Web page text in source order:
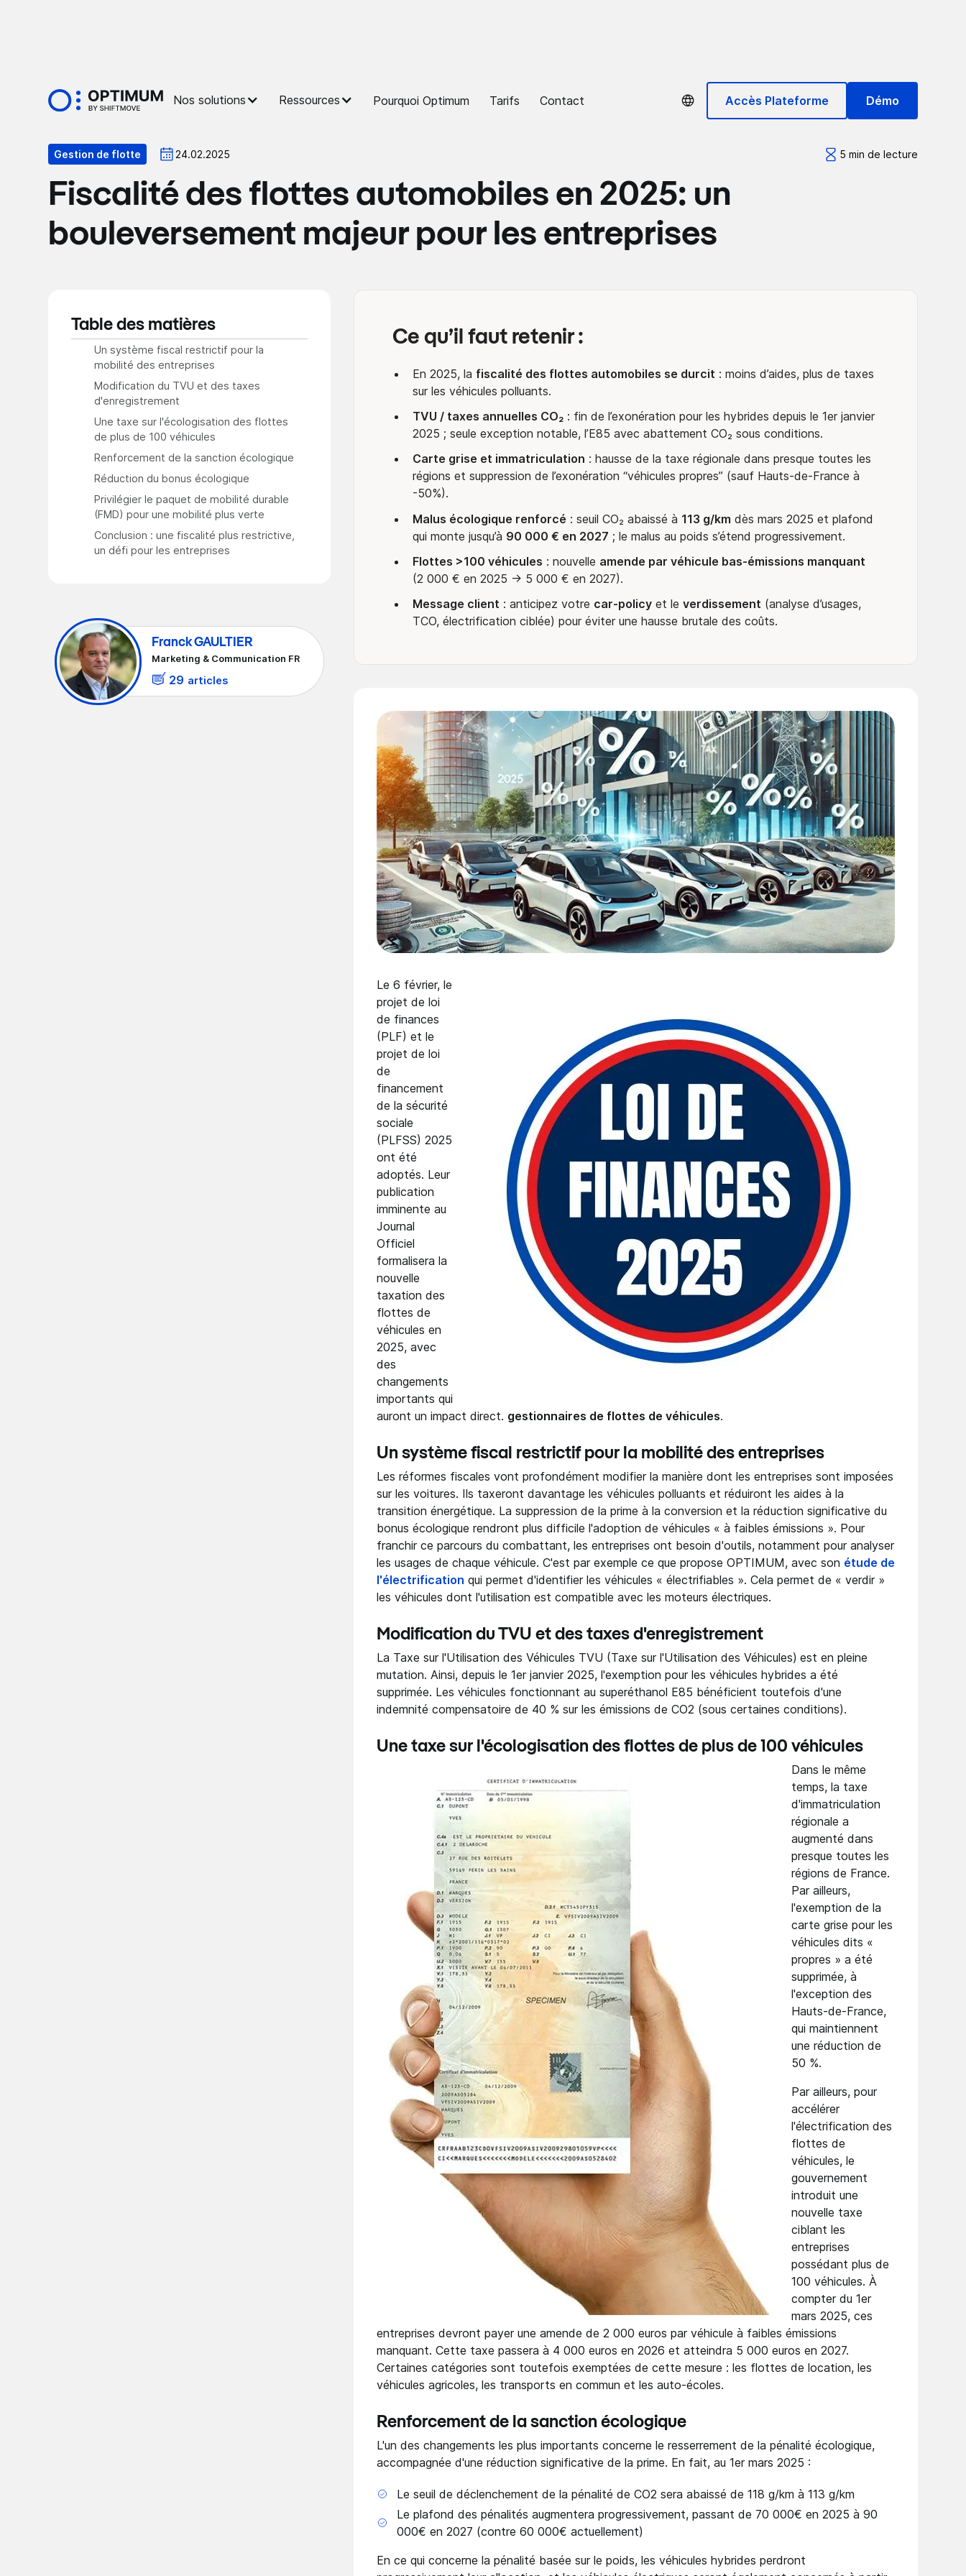
Nos solutions Ressources Pourquoi Optimum Tarifs Contact Accès Plateforme Démo
Optiblog
Gestion de flotte 24.02.2025 5 min de lecture
Fiscalité des flottes automobiles en 2025: un
bouleversement majeur pour les entreprises
Table des matières
Un système fiscal restrictif pour la
mobilité des entreprises
Modification du TVU et des taxes
d'enregistrement
Une taxe sur l'écologisation des flottes
de plus de 100 véhicules
Renforcement de la sanction écologique
Réduction du bonus écologique
Privilégier le paquet de mobilité durable
(FMD) pour une mobilité plus verte
Conclusion : une fiscalité plus restrictive,
un défi pour les entreprises
Franck GAULTIER
Marketing & Communication FR
29 articles
Ce qu’il faut retenir :
En 2025, la fiscalité des flottes automobiles se durcit : moins d’aides, plus de taxes
sur les véhicules polluants.
TVU / taxes annuelles CO₂: fin de l’exonération pour les hybrides depuis le 1er janvier
2025 ; seule exception notable, l’E85 avec abattement CO₂ sous conditions.
Carte grise et immatriculation : hausse de la taxe régionale dans presque toutes les
régions et suppression de l’exonération “véhicules propres” (sauf Hauts-de-France à
-50%).
Malus écologique renforcé : seuil CO₂ abaissé à 113 g/km dès mars 2025 et plafond
qui monte jusqu’à 90 000 € en 2027 ; le malus au poids s’étend progressivement.
Flottes >100 véhicules : nouvelle amende par véhicule bas-émissions manquant
(2 000 € en 2025 → 5 000 € en 2027).
Message client : anticipez votre car-policyet le verdissement (analyse d’usages,
TCO, électrification ciblée) pour éviter une hausse brutale des coûts.
Le 6 février, le
projet de loi
de finances
(PLF) et le
projet de loi
de
financement
de la sécurité
sociale
(PLFSS) 2025
ont été
adoptés. Leur
publication
imminente au
Journal
Officiel
formalisera la
nouvelle
taxation des
flottes de
véhicules en
2025, avec
des
changements
importants qui
auront un impact direct. gestionnaires de flottes de véhicules.
Un système fiscal restrictif pour la mobilité des entreprises
Les réformes fiscales vont profondément modifier la manière dont les entreprises sont imposées
sur les voitures. Ils taxeront davantage les véhicules polluants et réduiront les aides à la
transition énergétique. La suppression de la prime à la conversion et la réduction significative du
bonus écologique rendront plus difficile l'adoption de véhicules « à faibles émissions ». Pour
franchir ce parcours du combattant, les entreprises ont besoin d'outils, notamment pour analyser
les usages de chaque véhicule. C'est par exemple ce que propose OPTIMUM, avec son étude de
l'électrification qui permet d'identifier les véhicules « électrifiables ». Cela permet de « verdir »
les véhicules dont l'utilisation est compatible avec les moteurs électriques.
Modification du TVU et des taxes d'enregistrement
La Taxe sur l'Utilisation des Véhicules TVU (Taxe sur l'Utilisation des Véhicules) est en pleine
mutation. Ainsi, depuis le 1er janvier 2025, l'exemption pour les véhicules hybrides a été
supprimée. Les véhicules fonctionnant au superéthanol E85 bénéficient toutefois d'une
indemnité compensatoire de 40 % sur les émissions de CO2 (sous certaines conditions).
Une taxe sur l'écologisation des flottes de plus de 100 véhicules
Dans le même
temps, la taxe
d'immatriculation
régionale a
augmenté dans
presque toutes les
régions de France.
Par ailleurs,
l'exemption de la
carte grise pour les
véhicules dits «
propres » a été
supprimée, à
l'exception des
Hauts-de-France,
qui maintiennent
une réduction de
50 %.
Par ailleurs, pour
accélérer
l'électrification des
flottes de
véhicules, le
gouvernement
introduit une
nouvelle taxe
ciblant les
entreprises
possédant plus de
100 véhicules. À
compter du 1er
mars 2025, ces
entreprises devront payer une amende de 2 000 euros par véhicule à faibles émissions
manquant. Cette taxe passera à 4 000 euros en 2026 et atteindra 5 000 euros en 2027.
Certaines catégories sont toutefois exemptées de cette mesure : les flottes de location, les
véhicules agricoles, les transports en commun et les auto-écoles.
Renforcement de la sanction écologique
L'un des changements les plus importants concerne le resserrement de la pénalité écologique,
accompagnée d'une réduction significative de la prime. En fait, au 1er mars 2025 :
Le seuil de déclenchement de la pénalité de CO2 sera abaissé de 118 g/km à 113 g/km
Le plafond des pénalités augmentera progressivement, passant de 70 000€ en 2025 à 90
000€ en 2027 (contre 60 000€ actuellement)
En ce qui concerne la pénalité basée sur le poids, les véhicules hybrides perdront